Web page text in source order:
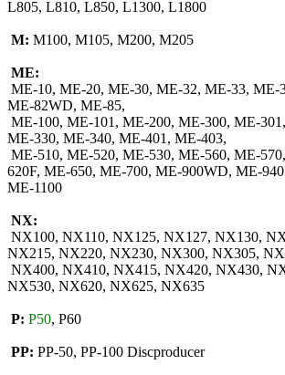
L805, L810, L850, L1300, L1800
M: M100, M105, M200, M205
ME:
ME-10, ME-20, ME-30, ME-32, ME-33, ME-
ME-82WD, ME-85,
ME-100, ME-101, ME-200, ME-300, ME-
ME-330, ME-340, ME-401, ME-403,
ME-510, ME-520, ME-530, ME-560, ME-
620F, ME-650, ME-700, ME-900WD, ME-
ME-1100
NX:
NX100, NX110, NX125, NX127, NX130,
NX215, NX220, NX230, NX300, NX305,
NX400, NX410, NX415, NX420, NX430,
NX530, NX620, NX625, NX635
P: P50, P60
PP: PP-50, PP-100 Discproducer